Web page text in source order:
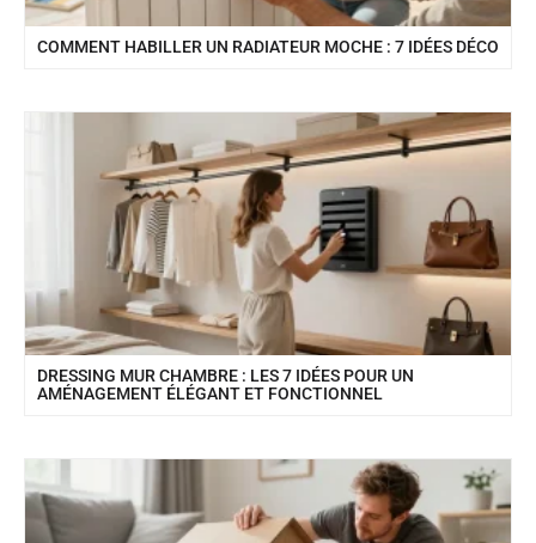
COMMENT HABILLER UN RADIATEUR MOCHE : 7 IDÉES DÉCO
DRESSING MUR CHAMBRE : LES 7 IDÉES POUR UN
AMÉNAGEMENT ÉLÉGANT ET FONCTIONNEL